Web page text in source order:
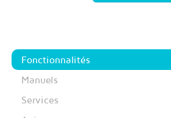
Fonctionnalités
Manuels
Services